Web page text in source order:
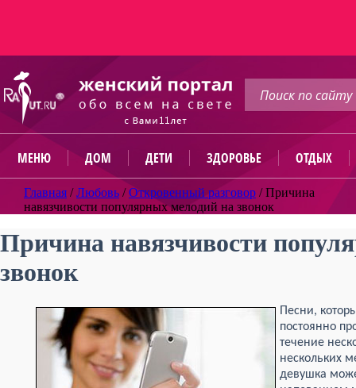
МЕНЮ ДОМ ДЕТИ ЗДОРОВЬЕ ОТДЫХ
Главная /Любовь /Откровенный разговор /Причина
навязчивости популярных мелодий на звонок
Причина навязчивости
звонок
Песни,
постоянно
течение
нескольких
девушка